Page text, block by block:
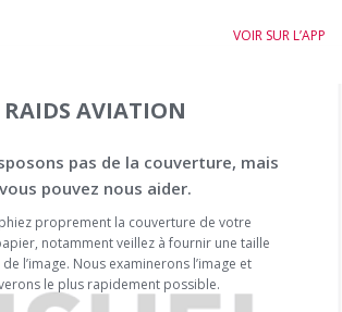
VOIR SUR L’APP
RAIDS AVIATION
pas de la couverture, mais
vous pouvez nous aider.
proprement la couverture de votre
notamment veillez à fournir une taille
l’image. Nous examinerons l’image et
le plus rapidement possible.